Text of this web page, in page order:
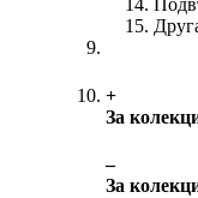
+
За
‒
За